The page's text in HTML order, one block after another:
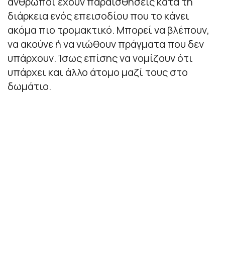
διάρκεια ενός επεισοδίου που το κάνει
ακόμα πιο τρομακτικό. Μπορεί να βλέπουν,
να ακούνε ή να νιώθουν πράγματα που δεν
υπάρχουν. Ίσως επίσης να νομίζουν ότι
υπάρχει και άλλο άτομο μαζί τους στο
δωμάτιο.